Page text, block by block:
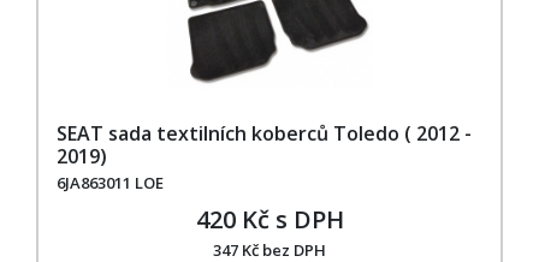
SEAT sada textilních koberců Toledo ( 2012 -
2019)
6JA863011 LOE
420 Kč s DPH
347 Kč bez DPH